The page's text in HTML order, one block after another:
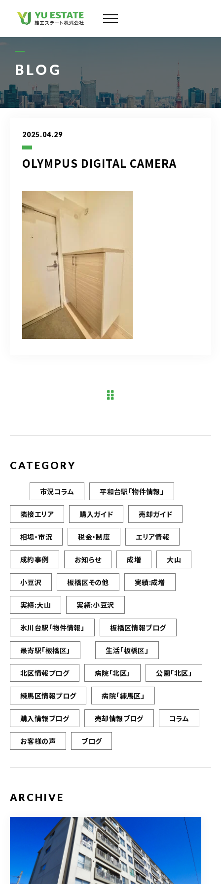
BLOG
2025.04.29
OLYMPUS DIGITAL CAMERA
CATEGORY
市況コラム 平和台駅「物件情報」
隣接エリア 購入ガイド 売却ガイド
相場・市況 税金・制度 エリア情報
成約事例 お知らせ 成増 大山
小豆沢 板橋区その他 実績:成増
実績:大山 実績:小豆沢
氷川台駅「物件情報」 板橋区情報ブログ
最寄駅「板橋区」 生活「板橋区」
北区情報ブログ 病院「北区」 公園「北区」
練馬区情報ブログ 病院「練馬区」
購入情報ブログ 売却情報ブログ コラム
お客様の声 ブログ
ARCHIVE
物件情報
お客様の声
アクセス
03-6909-2648
営業時間 10：00～19：00（定休日 水曜日）